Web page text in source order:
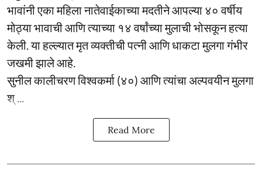
भावांनी एका महिला नातेवाईकाच्या मदतीने आपल्या ४० वर्षीय
मोठ्या भावाची आणि त्याच्या १४ वर्षांच्या मुलाची भोसकून हत्या
केली. या हल्ल्यात मृत व्यक्तीची पत्नी आणि धाकटा मुलगा गंभीर
जखमी झाले आहे.
सुनील कालीचरण विश्वकर्मा (४०) आणि त्यांचा अल्पवयीन मुलगा
श् ...
Read More